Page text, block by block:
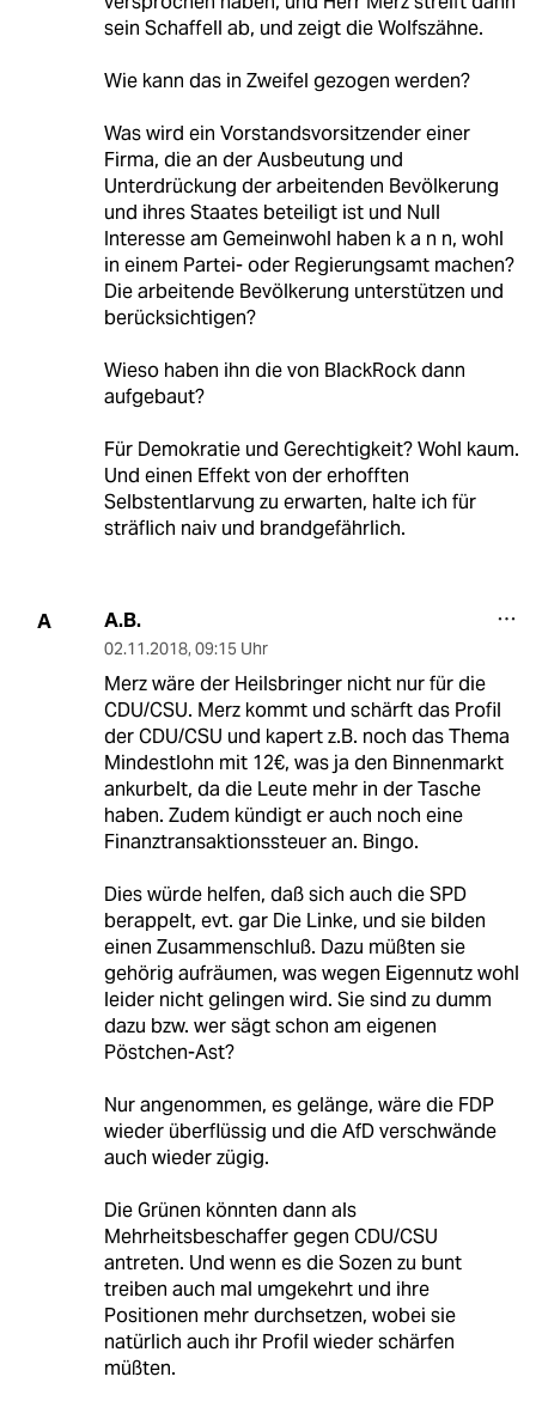
sein Schaffell ab, und zeigt die Wolfszähne.
Wie kann das in Zweifel gezogen werden?
Was wird ein Vorstandsvorsitzender einer
Firma, die an der Ausbeutung und
Unterdrückung der arbeitenden Bevölkerung
und ihres Staates beteiligt ist und Null
Interesse am Gemeinwohl haben k a n n, wohl
in einem Partei- oder Regierungsamt machen?
Die arbeitende Bevölkerung unterstützen und
berücksichtigen?
Wieso haben ihn die von BlackRock dann
aufgebaut?
Für Demokratie und Gerechtigkeit? Wohl kaum.
Und einen Effekt von der erhofften
Selbstentlarvung zu erwarten, halte ich für
sträflich naiv und brandgefährlich.
A A.B.
02.11.2018, 09:15 Uhr
Merz wäre der Heilsbringer nicht nur für die
CDU/CSU. Merz kommt und schärft das Profil
der CDU/CSU und kapert z.B. noch das Thema
Mindestlohn mit 12€, was ja den Binnenmarkt
ankurbelt, da die Leute mehr in der Tasche
haben. Zudem kündigt er auch noch eine
Finanztransaktionssteuer an. Bingo.
Dies würde helfen, daß sich auch die SPD
berappelt, evt. gar Die Linke, und sie bilden
einen Zusammenschluß. Dazu müßten sie
gehörig aufräumen, was wegen Eigennutz wohl
leider nicht gelingen wird. Sie sind zu dumm
dazu bzw. wer sägt schon am eigenen
Pöstchen-Ast?
Nur angenommen, es gelänge, wäre die FDP
wieder überflüssig und die AfD verschwände
auch wieder zügig.
Die Grünen könnten dann als
Mehrheitsbeschaffer gegen CDU/CSU
antreten. Und wenn es die Sozen zu bunt
treiben auch mal umgekehrt und ihre
Positionen mehr durchsetzen, wobei sie
natürlich auch ihr Profil wieder schärfen
müßten.